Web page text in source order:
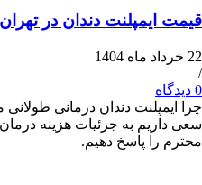
دندان در تهران؛
دندان درمانی طولانی مدت و
به جزئیات هزینه درمان
پاسخ دهیم.